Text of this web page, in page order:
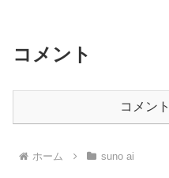
コメント
コメン
ホーム suno ai